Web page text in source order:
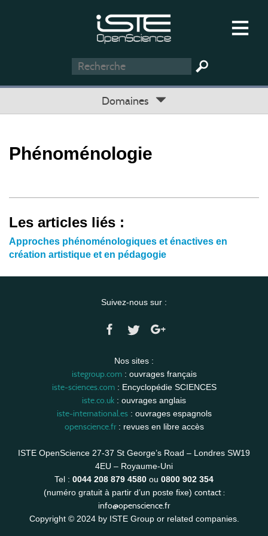
Domaines
Phénoménologie
Les articles liés :
Approches phénoménologiques et énactives en
création artistique et en pédagogie
Suivez-nous sur :
Nos sites :
istegroup.com: ouvrages français
iste-sciences.com: Encyclopédie SCIENCES
iste.co.uk : ouvrages anglais
iste-international.es: ouvrages espagnols
openscience.fr: revues en libre accès
ISTE OpenScience 27-37 St George’s Road – Londres SW19
4EU – Royaume-Uni
Tel : 0044 208 879 4580 ou 0800 902 354
(numéro gratuit à partir d’un poste fixe) contact :
info@openscience.fr
Copyright © 2024 by ISTE Group or related companies.